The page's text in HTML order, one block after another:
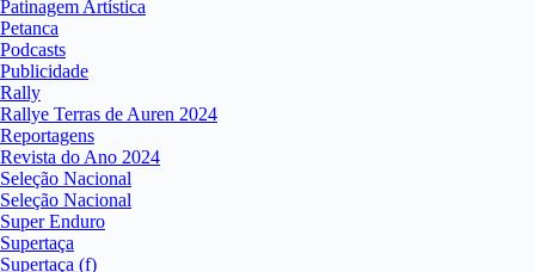
Patinagem Artística
Petanca
Podcasts
Publicidade
Rally
Rallye Terras de Auren 2024
Reportagens
Revista do Ano 2024
Seleção Nacional
Seleção Nacional
Super Enduro
Supertaça
Supertaça (f)